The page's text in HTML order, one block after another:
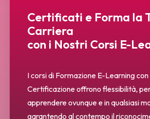
Certificati e Forma la
Carriera
con i Nostri Corsi E-
I corsi di Formazione E-Learning con
Certificazione offrono flessibilità,
apprendere ovunque e in qualsiasi
garantendo al contempo il